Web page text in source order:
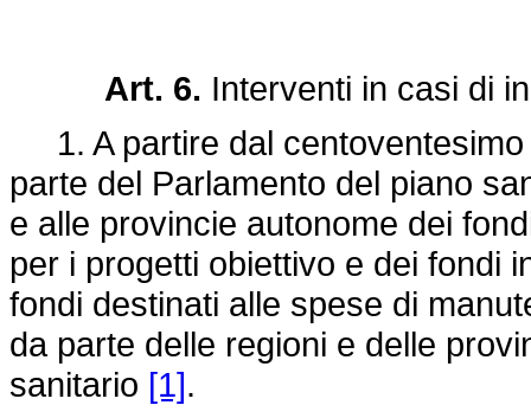
Art. 6. Interventi in casi di
1. A partire dal
parte del Parlamento del piano
e alle provincie autonome dei
per i progetti obiettivo e dei fondi
fondi destinati alle spese di
da parte delle regioni e delle
sanitario [1].